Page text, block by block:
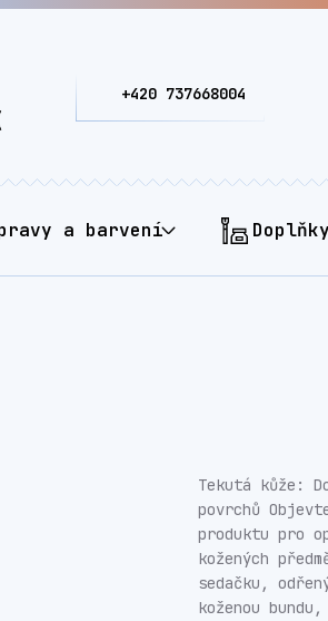
+420 737668004
a barvení
Tekutá kůže:
povrchů
produktu pro
kožených
sedačku,
koženou